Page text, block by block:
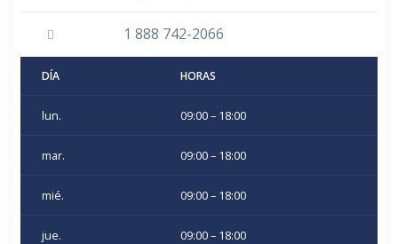
1 888 742-2066
DÍA HORAS
lun. 09:00 – 18:00
mar. 09:00 – 18:00
mié. 09:00 – 18:00
jue. 09:00 – 18:00